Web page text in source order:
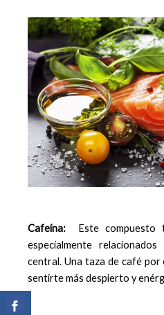
Cafeína:
Este compuesto
especialmente
central. Una taza de café por
sentirte más despierto y